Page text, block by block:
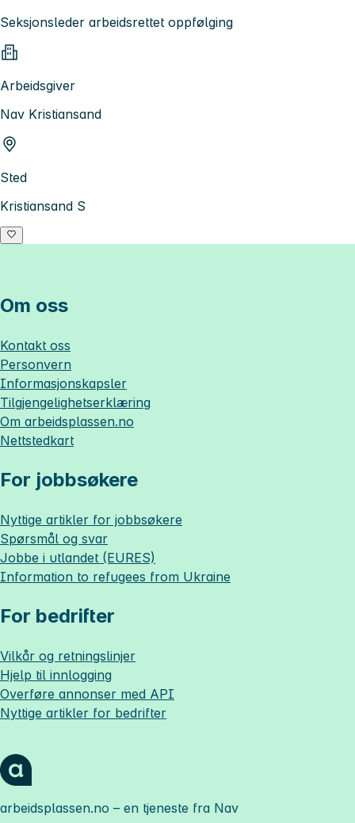
Seksjonsleder arbeidsrettet oppfølging
Arbeidsgiver
Nav Kristiansand
Sted
Kristiansand S
Om oss
Kontakt oss
Personvern
Informasjonskapsler
Tilgjengelighetserklæring
Om arbeidsplassen.no
Nettstedkart
For jobbsøkere
Nyttige artikler for jobbsøkere
Spørsmål og svar
Jobbe i utlandet (EURES)
Information to refugees from Ukraine
For bedrifter
Vilkår og retningslinjer
Hjelp til innlogging
Overføre annonser med API
Nyttige artikler for bedrifter
arbeidsplassen.no – en tjeneste fra Nav